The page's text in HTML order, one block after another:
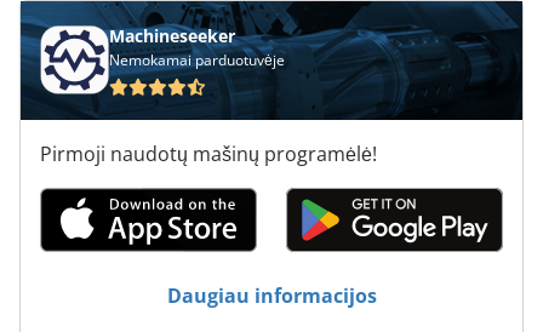
Maisto Sildytuvas
Maisto Šaldymas
Mazuto Degikliais
Planetos Maišytuvas
Restoranai
Machineseeker
Nemokamai parduotuvėje
Pirmoji naudotų mašinų programėlė!
Daugiau informacijos